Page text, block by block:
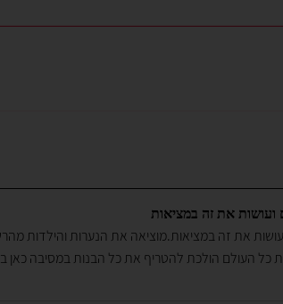
את זה במציאות
את זה במציאות.מוציאה את הנערות והילדות
העולם הולכת להטריף את כל הבנות במסיבה כאן